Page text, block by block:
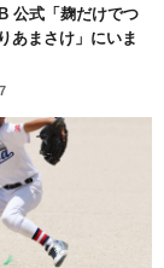
公式「麹だけでつ
あまさけ」にいま